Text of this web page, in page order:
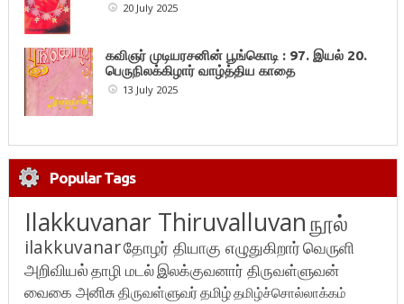
20 July 2025
கவிஞர் முடியரசனின் பூங்கொடி : 97. இயல் 20.
பெருநிலக்கிழார் வாழ்த்திய காதை
13 July 2025
Popular Tags
Ilakkuvanar Thiruvalluvanநூல்
ilakkuvanarதோழர் தியாகு எழுதுகிறார்வெருளி
அறிவியல்தாழி மடல்இலக்குவனார் திருவள்ளுவன்
வைகை அனிசுதிருவள்ளுவர்தமிழ்தமிழ்ச்சொல்லாக்கம்